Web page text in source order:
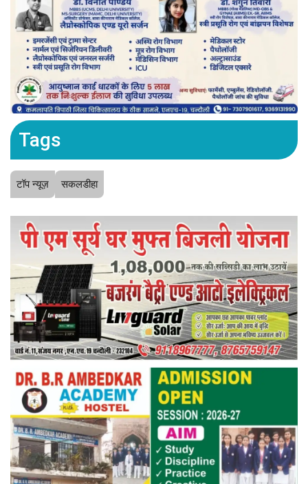
Tags
टॉप न्यूज़ सकलडीहा